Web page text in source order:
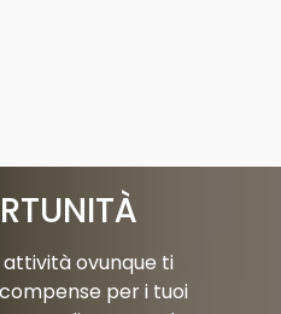
ovunque ti
per i tuoi